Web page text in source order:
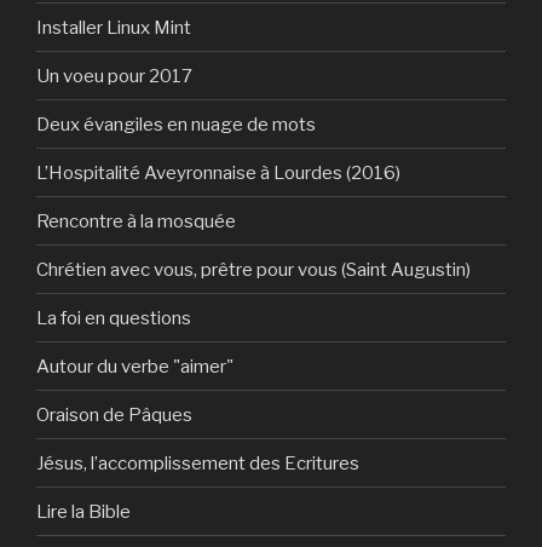
Installer Linux Mint
Un voeu pour 2017
Deux évangiles en nuage de mots
L’Hospitalité Aveyronnaise à Lourdes (2016)
Rencontre à la mosquée
Chrétien avec vous, prêtre pour vous (Saint Augustin)
La foi en questions
Autour du verbe "aimer"
Oraison de Pâques
Jésus, l’accomplissement des Ecritures
Lire la Bible